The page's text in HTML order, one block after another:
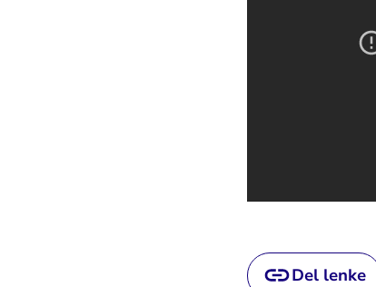
Del lenke